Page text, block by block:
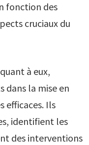
fonction des
cruciaux du
à eux,
dans la mise en
efficaces. Ils
identifient les
des interventions